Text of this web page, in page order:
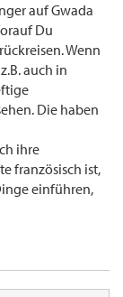
auf Gwada
Du
Wenn
auch in
Die haben
ihre
französisch ist,
einführen,